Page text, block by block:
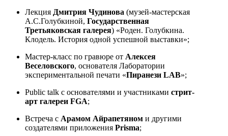
Лекция Дмитрия Чудинова (музей-мастерская
А.С.Голубкиной, Государственная
Третьяковская галерея) «Роден. Голубкина.
Клодель. История одной успешной выставки»;
Мастер-класс по гравюре от Алексея
Веселовского, основателя Лаборатории
экспериментальной печати «Пиранези LAB»;
Public talk с основателями и участниками стрит-
арт галереи FGA;
Встреча с Арамом Айрапетяном и другими
создателями приложения Prisma;